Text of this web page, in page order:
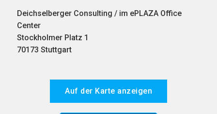
Deichselberger Consulting / im ePLAZA Office
Center
Stockholmer Platz 1
70173 Stuttgart
Auf der Karte anzeigen